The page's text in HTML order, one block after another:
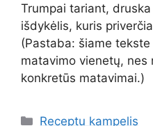
Trumpai tariant,
išdykėlis, kuris
(Pastaba: šiame
matavimo vienetų, nes
konkretūs matavimai.)
Kategorijos
Receptu kampelis